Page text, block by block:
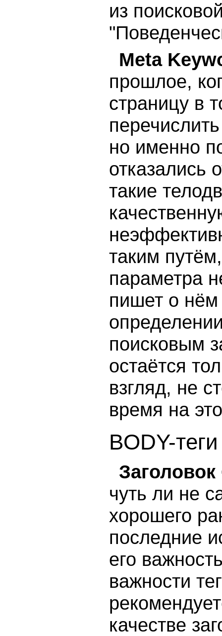
из
Meta
прошлое,
страницу в
но именно
отказались
такие
таким
параметра
пишет о нём
поисковым
остаётся
взгляд, не
время на
BODY-теги
Заголовок
чуть ли не
хорошего
последние
его
важности
качестве